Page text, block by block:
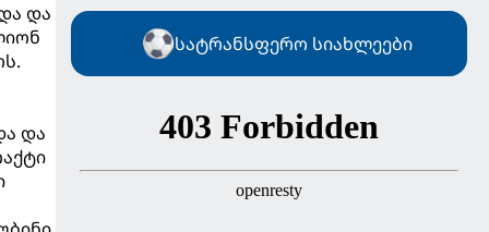
და
და
სატრანსფერო სიახლეები